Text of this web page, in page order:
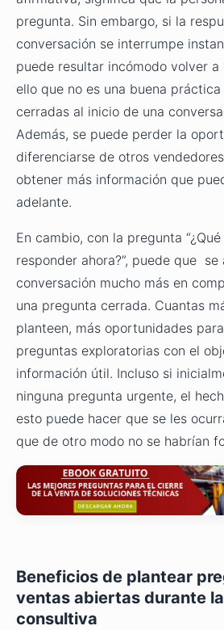
pregunta. Sin embargo, si la
conversación se interrumpe
puede resultar incómodo volver
ello que no es una buena
cerradas al inicio de una
Además, se puede perder la
diferenciarse de otros
obtener más información que
adelante.
En cambio, con la pregunta
responder ahora?”, puede que se
conversación mucho más en
una pregunta cerrada. Cuantas
planteen, más oportunidades
preguntas exploratorias con el
información útil. Incluso si
ninguna pregunta urgente, el
esto puede hacer que se les
que de otro modo no se habrían
Beneficios de plantear
ventas abiertas durante
consultiva